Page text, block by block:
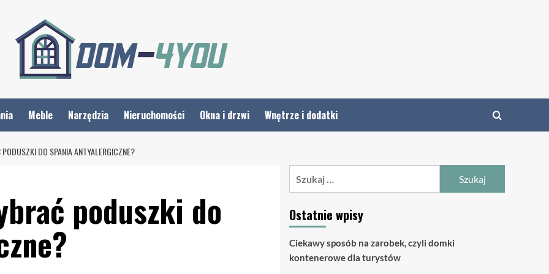
Meble Narzędzia Nieruchomości Okna i drzwi Wnętrze i dodatki
DO SPANIA ANTYALERGICZNE?
poduszki do Ostatnie wpisy
Ciekawy sposób na zarobek, czyli domki
kontenerowe dla turystów